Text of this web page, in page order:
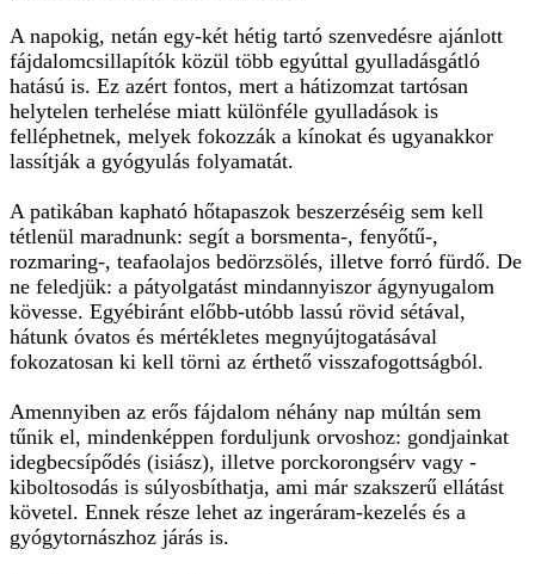
A napokig, netán egy-két hétig tartó szenvedésre ajánlott
fájdalomcsillapítók közül több egyúttal gyulladásgátló
hatású is. Ez azért fontos, mert a hátizomzat tartósan
helytelen terhelése miatt különféle gyulladások is
felléphetnek, melyek fokozzák a kínokat és ugyanakkor
lassítják a gyógyulás folyamatát.
A patikában kapható hőtapaszok beszerzéséig sem kell
tétlenül maradnunk: segít a borsmenta-, fenyőtű-,
rozmaring-, teafaolajos bedörzsölés, illetve forró fürdő. De
ne feledjük: a pátyolgatást mindannyiszor ágynyugalom
kövesse. Egyébiránt előbb-utóbb lassú rövid sétával,
hátunk óvatos és mértékletes megnyújtogatásával
fokozatosan ki kell törni az érthető visszafogottságból.
Amennyiben az erős fájdalom néhány nap múltán sem
tűnik el, mindenképpen forduljunk orvoshoz: gondjainkat
idegbecsípődés (isiász), illetve porckorongsérv vagy -
kiboltosodás is súlyosbíthatja, ami már szakszerű ellátást
követel. Ennek része lehet az ingeráram-kezelés és a
gyógytornászhoz járás is.